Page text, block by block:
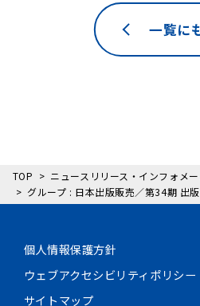
一覧に
TOP
ニュースリリース・インフォメ
グループ : 日本出版販売／第34期 出
個人情報保護方針
ウェブアクセシビリティポリシー
サイトマップ